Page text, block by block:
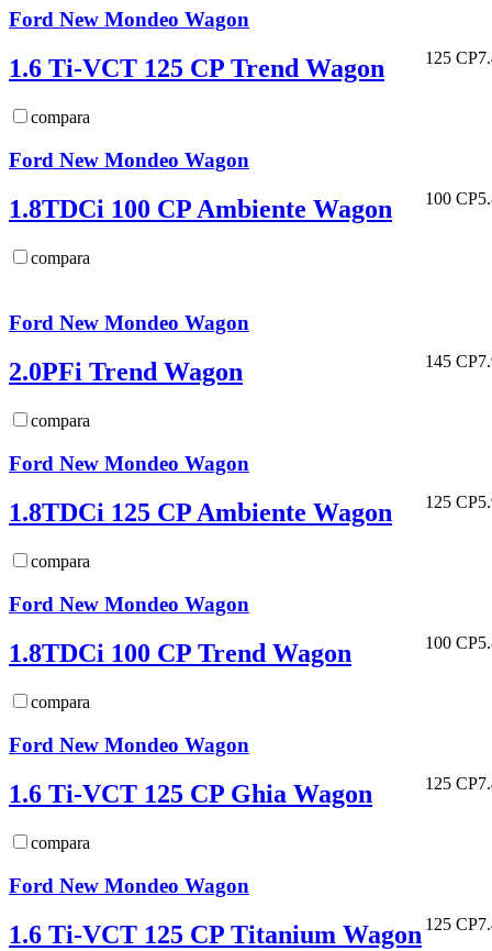
Ford New Mondeo Wagon
1.6 Ti-VCT 125 CP Trend Wagon
compara
125 CP
Ford New Mondeo Wagon
1.8TDCi 100 CP Ambiente Wagon
compara
100 CP
Ford New Mondeo Wagon
2.0PFi Trend Wagon
compara
145 CP
Ford New Mondeo Wagon
1.8TDCi 125 CP Ambiente Wagon
compara
125 CP
Ford New Mondeo Wagon
1.8TDCi 100 CP Trend Wagon
compara
100 CP
Ford New Mondeo Wagon
1.6 Ti-VCT 125 CP Ghia Wagon
compara
125 CP
Ford New Mondeo Wagon
1.6 Ti-VCT 125 CP Titanium Wagon 125 CP